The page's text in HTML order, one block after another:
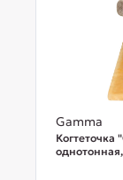
Gamma